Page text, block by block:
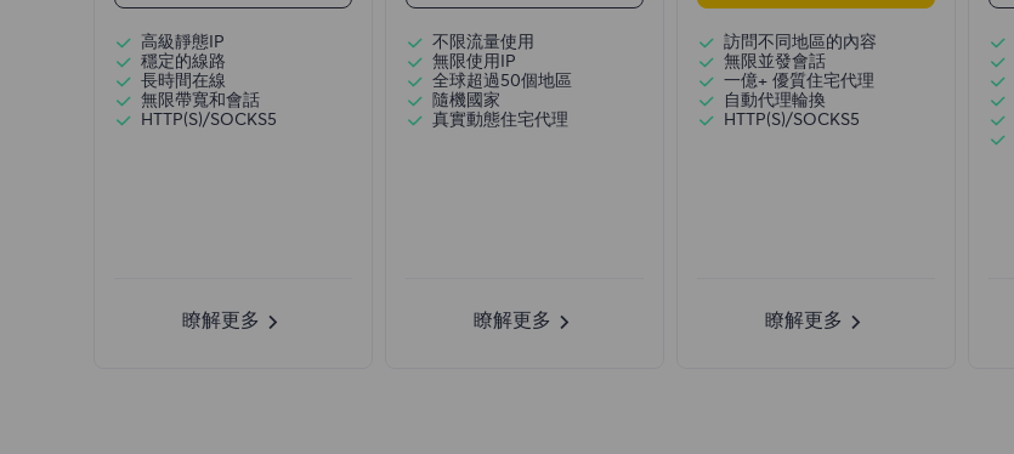
高級靜態IP
穩定的線路
長時間在線
無限帶寬和會話
HTTP(S)/SOCKS5
瞭解更多
不限流量使用
無限使用IP
全球超過50個地區
隨機國家
真實動態住宅代理
瞭解更多
訪問不同地區的內容
無限並發會話
一億+ 優質住宅代理
自動代理輪換
HTTP(S)/SOCKS5
瞭解更多